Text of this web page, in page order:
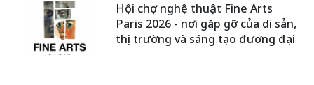
Hội chợ nghệ thuật Fine Arts
Paris 2026 - nơi gặp gỡ của di sản,
thị trường và sáng tạo đương đại